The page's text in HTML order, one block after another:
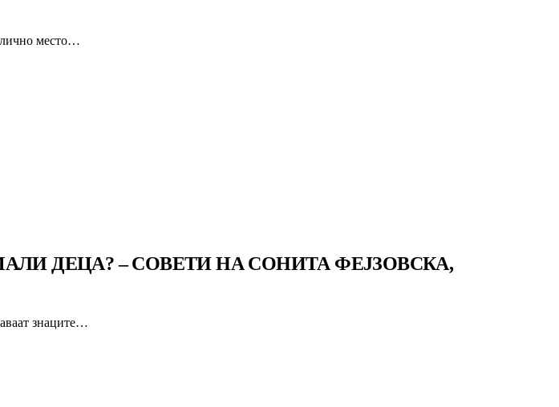
место…
ДЕЦА? – СОВЕТИ НА СОНИТА ФЕЈЗОВСКА,
знаците…